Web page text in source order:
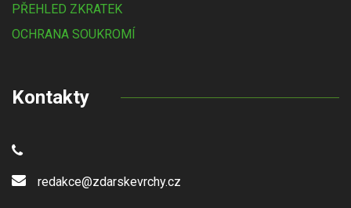
PŘEHLED ZKRATEK
OCHRANA SOUKROMÍ
Kontakty
redakce@zdarskevrchy.cz